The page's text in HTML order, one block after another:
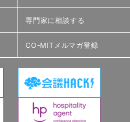
専門家に相談する
CO-MITメルマガ登録